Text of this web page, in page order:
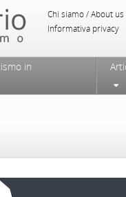
Chi siamo / About us
Informativa privacy
in